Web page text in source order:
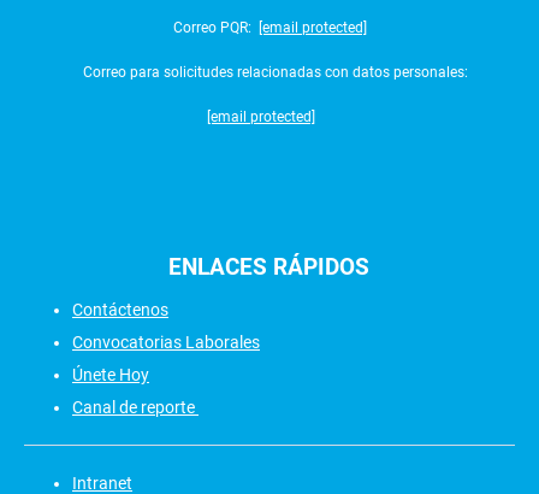
Correo PQR: [email protected]
Correo para solicitudes relacionadas con datos personales:
[email protected]
ENLACES RÁPIDOS
Contáctenos
Convocatorias Laborales
Únete Hoy
Canal de reporte
Intranet